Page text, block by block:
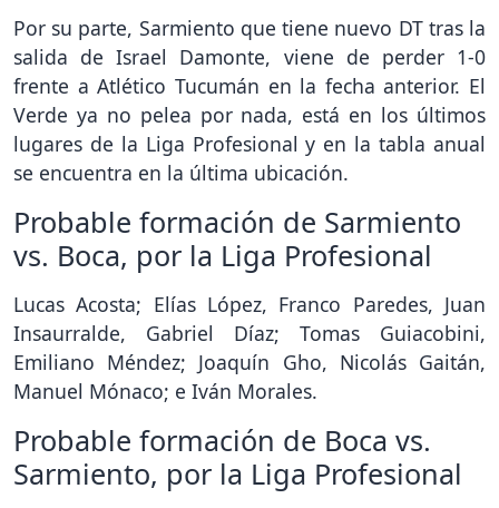
Por su parte, Sarmiento que tiene nuevo DT tras la
salida de Israel Damonte, viene de perder 1-0
frente a Atlético Tucumán en la fecha anterior. El
Verde ya no pelea por nada, está en los últimos
lugares de la Liga Profesional y en la tabla anual
se encuentra en la última ubicación.
Probable formación de Sarmiento
vs. Boca, por la Liga Profesional
Lucas Acosta; Elías López, Franco Paredes, Juan
Insaurralde, Gabriel Díaz; Tomas Guiacobini,
Emiliano Méndez; Joaquín Gho, Nicolás Gaitán,
Manuel Mónaco; e Iván Morales.
Probable formación de Boca vs.
Sarmiento, por la Liga Profesional